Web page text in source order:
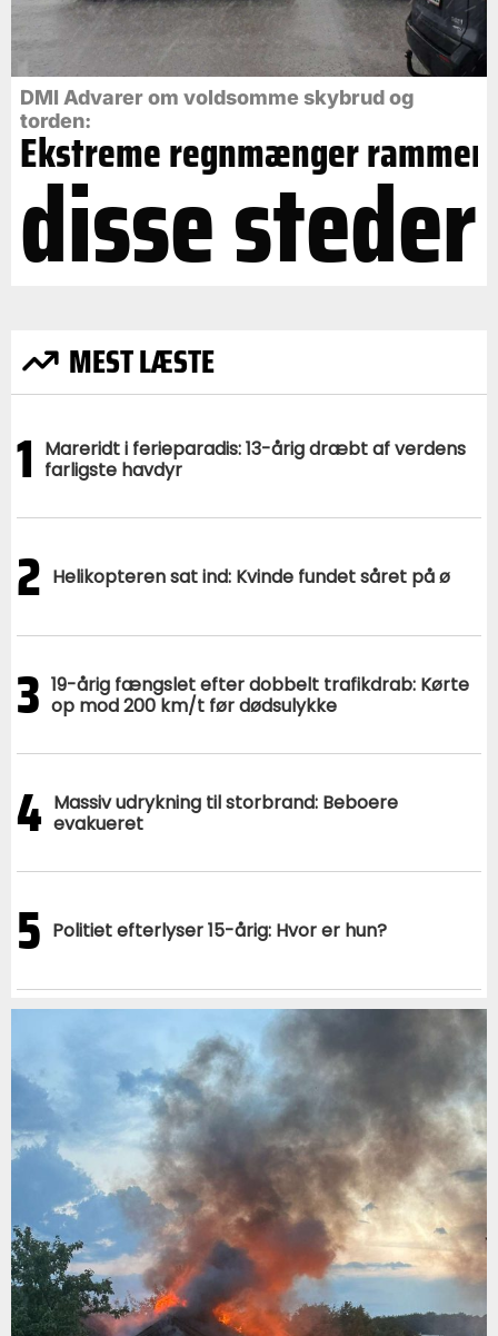
DMI Advarer om voldsomme skybrud og
torden:
Ekstreme regnmænger rammer
disse steder
MEST LÆSTE
1 Mareridt i ferieparadis: 13-årig dræbt af verdens
farligste havdyr
2 Helikopteren sat ind: Kvinde fundet såret på ø
3 19-årig fængslet efter dobbelt trafikdrab: Kørte
op mod 200 km/t før dødsulykke
4 Massiv udrykning til storbrand: Beboere
evakueret
5 Politiet efterlyser 15-årig: Hvor er hun?